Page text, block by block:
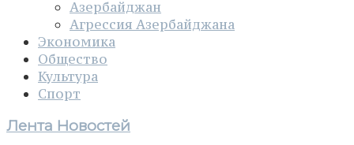
Азербайджан
Агрессия Азербайджана
Экономика
Общество
Культура
Спорт
Лента Новостей